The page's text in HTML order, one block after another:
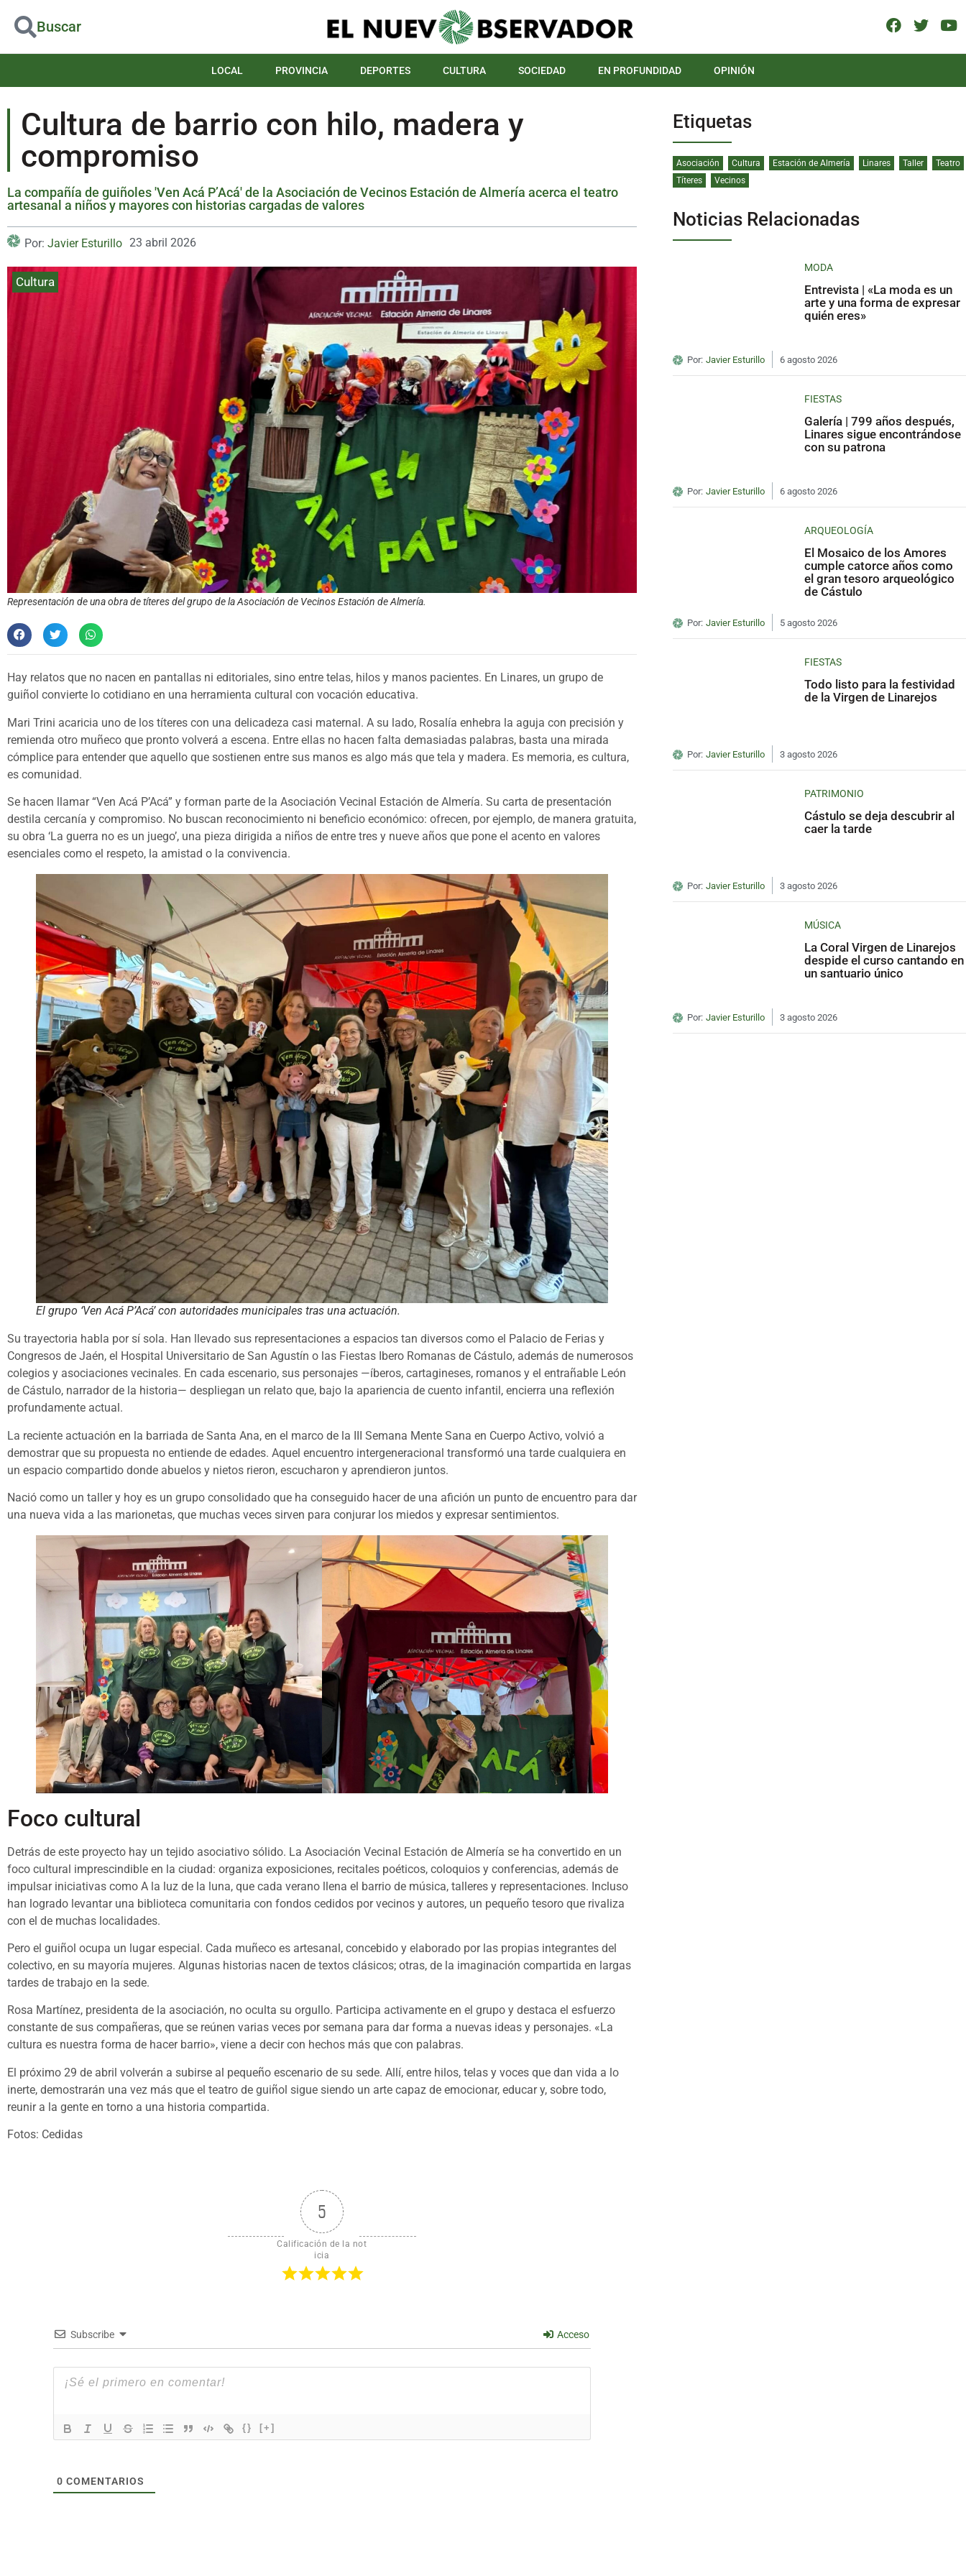
Buscar
LOCAL PROVINCIA DEPORTES CULTURA SOCIEDAD EN PROFUNDIDAD OPINIÓN
Cultura de barrio con hilo, madera y
compromiso
La compañía de guiñoles 'Ven Acá P’Acá' de la Asociación de Vecinos Estación de Almería acerca el teatro
artesanal a niños y mayores con historias cargadas de valores
Por: Javier Esturillo 23 abril 2026
Cultura
Representación de una obra de títeres del grupo de la Asociación de Vecinos Estación de Almería.
Hay relatos que no nacen en pantallas ni editoriales, sino entre telas, hilos y manos pacientes. En Linares, un grupo de
guiñol convierte lo cotidiano en una herramienta cultural con vocación educativa.
Mari Trini acaricia uno de los títeres con una delicadeza casi maternal. A su lado, Rosalía enhebra la aguja con precisión y
remienda otro muñeco que pronto volverá a escena. Entre ellas no hacen falta demasiadas palabras, basta una mirada
cómplice para entender que aquello que sostienen entre sus manos es algo más que tela y madera. Es memoria, es cultura,
es comunidad.
Se hacen llamar “Ven Acá P’Acá” y forman parte de la Asociación Vecinal Estación de Almería. Su carta de presentación
destila cercanía y compromiso. No buscan reconocimiento ni beneficio económico: ofrecen, por ejemplo, de manera gratuita,
su obra ‘La guerra no es un juego’, una pieza dirigida a niños de entre tres y nueve años que pone el acento en valores
esenciales como el respeto, la amistad o la convivencia.
El grupo ‘Ven Acá P’Acá’ con autoridades municipales tras una actuación.
Su trayectoria habla por sí sola. Han llevado sus representaciones a espacios tan diversos como el Palacio de Ferias y
Congresos de Jaén, el Hospital Universitario de San Agustín o las Fiestas Ibero Romanas de Cástulo, además de numerosos
colegios y asociaciones vecinales. En cada escenario, sus personajes —íberos, cartagineses, romanos y el entrañable León
de Cástulo, narrador de la historia— despliegan un relato que, bajo la apariencia de cuento infantil, encierra una reflexión
profundamente actual.
La reciente actuación en la barriada de Santa Ana, en el marco de la III Semana Mente Sana en Cuerpo Activo, volvió a
demostrar que su propuesta no entiende de edades. Aquel encuentro intergeneracional transformó una tarde cualquiera en
un espacio compartido donde abuelos y nietos rieron, escucharon y aprendieron juntos.
Nació como un taller y hoy es un grupo consolidado que ha conseguido hacer de una afición un punto de encuentro para dar
una nueva vida a las marionetas, que muchas veces sirven para conjurar los miedos y expresar sentimientos.
Foco cultural
Detrás de este proyecto hay un tejido asociativo sólido. La Asociación Vecinal Estación de Almería se ha convertido en un
foco cultural imprescindible en la ciudad: organiza exposiciones, recitales poéticos, coloquios y conferencias, además de
impulsar iniciativas como A la luz de la luna, que cada verano llena el barrio de música, talleres y representaciones. Incluso
han logrado levantar una biblioteca comunitaria con fondos cedidos por vecinos y autores, un pequeño tesoro que rivaliza
con el de muchas localidades.
Pero el guiñol ocupa un lugar especial. Cada muñeco es artesanal, concebido y elaborado por las propias integrantes del
colectivo, en su mayoría mujeres. Algunas historias nacen de textos clásicos; otras, de la imaginación compartida en largas
tardes de trabajo en la sede.
Rosa Martínez, presidenta de la asociación, no oculta su orgullo. Participa activamente en el grupo y destaca el esfuerzo
constante de sus compañeras, que se reúnen varias veces por semana para dar forma a nuevas ideas y personajes. «La
cultura es nuestra forma de hacer barrio», viene a decir con hechos más que con palabras.
El próximo 29 de abril volverán a subirse al pequeño escenario de su sede. Allí, entre hilos, telas y voces que dan vida a lo
inerte, demostrarán una vez más que el teatro de guiñol sigue siendo un arte capaz de emocionar, educar y, sobre todo,
reunir a la gente en torno a una historia compartida.
Fotos: Cedidas
5
Calificación de la not
icia
Subscribe Acceso
{} [+]
0 COMENTARIOS
Etiquetas
Asociación Cultura Estación de Almería Linares Taller
Teatro
Títeres
Vecinos
Noticias Relacionadas
MODA
Entrevista | «La moda es un
arte y una forma de expresar
quién eres»
Por: Javier Esturillo 6 agosto 2026
FIESTAS
Galería | 799 años después,
Linares sigue encontrándose
con su patrona
Por: Javier Esturillo 6 agosto 2026
ARQUEOLOGÍA
El Mosaico de los Amores
cumple catorce años como
el gran tesoro arqueológico
de Cástulo
Por: Javier Esturillo 5 agosto 2026
FIESTAS
Todo listo para la festividad
de la Virgen de Linarejos
Por: Javier Esturillo 3 agosto 2026
PATRIMONIO
Cástulo se deja descubrir al
caer la tarde
Por: Javier Esturillo 3 agosto 2026
MÚSICA
La Coral Virgen de Linarejos
despide el curso cantando en
un santuario único
Por: Javier Esturillo 3 agosto 2026